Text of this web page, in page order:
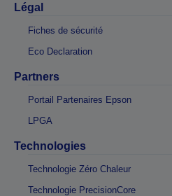
Légal
Fiches de sécurité
Eco Declaration
Partners
Portail Partenaires Epson
LPGA
Technologies
Technologie Zéro Chaleur
Technologie PrecisionCore